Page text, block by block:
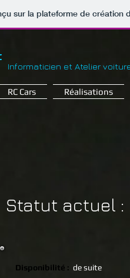
sur la plateforme de création
Informaticien et Atelier
RC Cars Réalisations
​Statut actuel :
Disponibilité : de suite